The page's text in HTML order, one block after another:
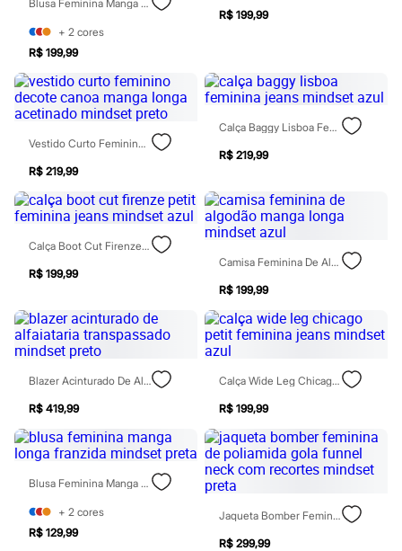
Rasteirinhas
Sandálias
Tênis
Diversão
Marcas
Baby Club
Fifteen
Miss Fifteen
Palomino
Calcinhas
Cuecas
Meias
Pijamas
Moda praia
Biquínis e Maiôs
Blusas de proteção
Bluey
Disney
Hello Kitty
Minecraft
Naruto
Patrulha Canina
Sonic
Stitch
Beleza
Kits
Novidades
Cabelos
Blusa Feminina Manga Longa Acetinada Mindset Preta
+ 2 cores
R$ 199,99
R$ 199,99
Vestido Curto Feminino Decote Canoa Manga Longa Acetinado Mindset Preto
R$ 219,99
Calça Baggy Lisboa Feminina Jeans Mindset Azul
R$ 219,99
Calça Boot Cut Firenze Petit Feminina Jeans Mindset Azul
R$ 199,99
Camisa Feminina De Algodão Manga Longa Mindset Azul
R$ 199,99
Blazer Acinturado De Alfaiataria Transpassado Mindset Preto
R$ 419,99
Calça Wide Leg Chicago Petit Feminina Jeans Mindset Azul
R$ 199,99
Blusa Feminina Manga Longa Franzida Mindset Preta
+ 2 cores
R$ 129,99
Jaqueta Bomber Feminina De Poliamida Gola Funnel Neck Com Recortes Mindset Preta
R$ 299,99